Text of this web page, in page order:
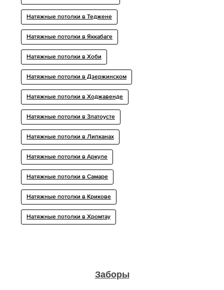
Натяжные потолки в Теджене
Натяжные потолки в Яккабаге
Натяжные потолки в Хоби
Натяжные потолки в Дзержинском
Натяжные потолки в Ходжавенде
Натяжные потолки в Златоусте
Натяжные потолки в Липканах
Натяжные потолки в Аркуле
Натяжные потолки в Самаре
Натяжные потолки в Крикове
Натяжные потолки в Хромтау
Заборы